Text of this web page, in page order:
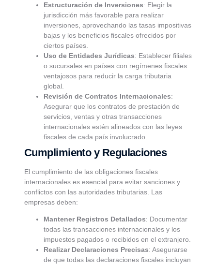
Estructuración de Inversiones: Elegir la
jurisdicción más favorable para realizar
inversiones, aprovechando las tasas impositivas
bajas y los beneficios fiscales ofrecidos por
ciertos países.
Uso de Entidades Jurídicas: Establecer filiales
o sucursales en países con regímenes fiscales
ventajosos para reducir la carga tributaria
global.
Revisión de Contratos Internacionales:
Asegurar que los contratos de prestación de
servicios, ventas y otras transacciones
internacionales estén alineados con las leyes
fiscales de cada país involucrado.
Cumplimiento y Regulaciones
El cumplimiento de las obligaciones fiscales
internacionales es esencial para evitar sanciones y
conflictos con las autoridades tributarias. Las
empresas deben:
Mantener Registros Detallados: Documentar
todas las transacciones internacionales y los
impuestos pagados o recibidos en el extranjero.
Realizar Declaraciones Precisas: Asegurarse
de que todas las declaraciones fiscales incluyan